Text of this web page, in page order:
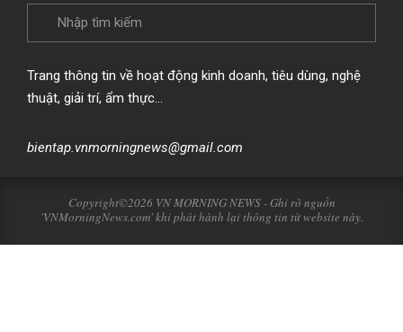
Trang thông tin về hoạt động kinh doanh, tiêu dùng, nghệ
thuật, giải trí, ẩm thực…
bientap.vnmorningnews@gmail.com
Copyright©2026 VN MORNING NEWS - Ghi rõ nguồn
'VNMorningNews.com' khi phát hành lại thông tin từ website này.